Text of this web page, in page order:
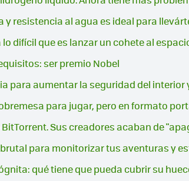
resistencia al agua es ideal para
difícil que es lanzar un cohete al
ser premio Nobel
para aumentar la seguridad del interior
para jugar, pero en formato
Sus creadores acaban de
para monitorizar tus aventuras y
qué tiene que pueda cubrir su